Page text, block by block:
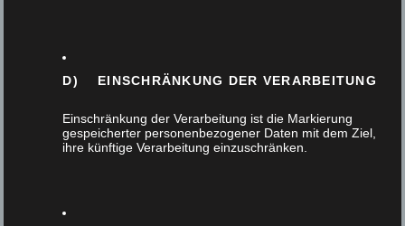
Möbel
Nachhaltigkeit
Treppen
D) EINSCHRÄNKUNG DER VERARBEITUNG
Einschränkung der Verarbeitung ist die Markierung
gespeicherter personenbezogener Daten mit dem Ziel,
ihre künftige Verarbeitung einzuschränken.